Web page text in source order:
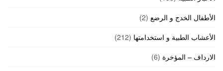
الأطفال الخدج و الرضع (2)
الأعشاب الطبية و استخدامتها (212)
الارداف – المؤخرة (6)